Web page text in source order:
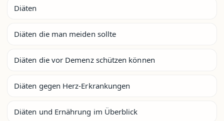
Diäten
Diäten die man meiden sollte
Diäten die vor Demenz schützen können
Diäten gegen Herz-Erkrankungen
Diäten und Ernährung im Überblick